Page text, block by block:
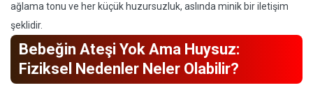
ağlama tonu ve her küçük huzursuzluk, aslında minik bir iletişim
şeklidir.
Bebeğin Ateşi Yok Ama Huysuz:
Fiziksel Nedenler Neler Olabilir?